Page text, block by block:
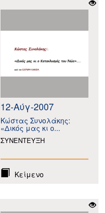
12-Αύγ-2007
Κώστας Συνολάκης:
«Δικός μας κι ο...
ΣΥΝΕΝΤΕΥΞΗ
Κείμενο